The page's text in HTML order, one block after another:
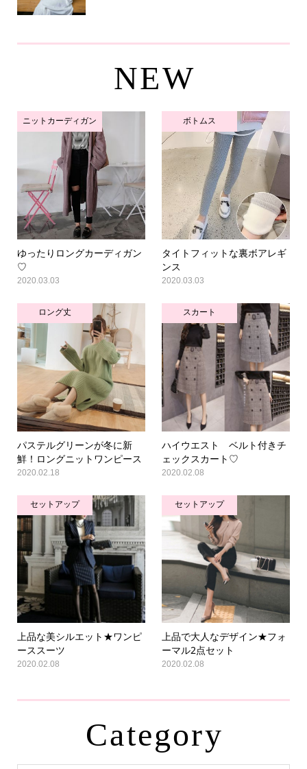
NEW
ニットカーディガン
ゆったりロングカーディガン
♡
2020.03.03
ボトムス
タイトフィットな裏ボアレギ
ンス
2020.03.03
ロング丈
パステルグリーンが冬に新
鮮！ロングニットワンピース
2020.02.18
スカート
ハイウエスト ベルト付きチ
ェックスカート♡
2020.02.08
セットアップ
上品な美シルエット★ワンピ
ーススーツ
2020.02.08
セットアップ
上品で大人なデザイン★フォ
ーマル2点セット
2020.02.08
Category